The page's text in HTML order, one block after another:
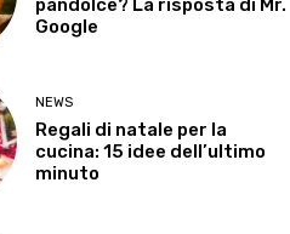
pandolce? La risposta di Mr.
Google
NEWS
Regali di natale per la
cucina: 15 idee dell’ultimo
minuto